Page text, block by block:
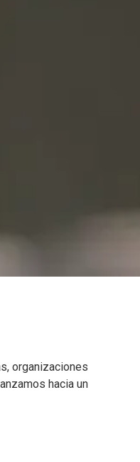
organizaciones
hacia un